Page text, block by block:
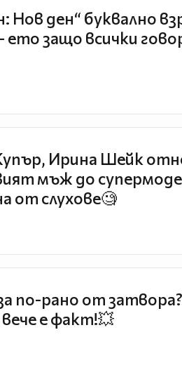
Нов ден“ буквално
ето защо всички
Ирина Шейк
мъж до
от слухове🧐
по-рано от затвора?
е факт!💥